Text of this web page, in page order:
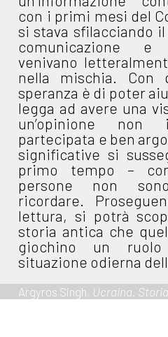
con i primi mesi del
si stava sfilacciando il
comunicazione
venivano
nella mischia. Con
speranza è di poter
legga ad avere una
un’opinione non
partecipata e ben
significative si
primo tempo –
persone non
ricordare.
lettura, si potrà
storia antica che
giochino un
situazione odierna
Argyros Singh, Ucraina.